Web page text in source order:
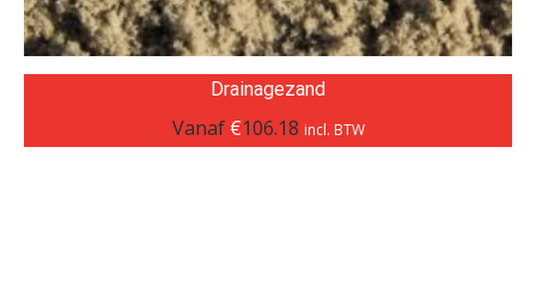
Drainagezand
Vanaf €106.18 incl. BTW